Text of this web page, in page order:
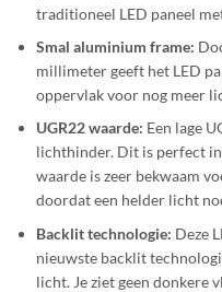
traditioneel LED paneel
Smal aluminium frame:
millimeter geeft het LED
oppervlak voor nog meer
UGR22 waarde: Een lage
lichthinder. Dit is perfect
waarde is zeer bekwaam
doordat een helder licht
Backlit technologie: Deze
nieuwste backlit
licht. Je ziet geen donkere